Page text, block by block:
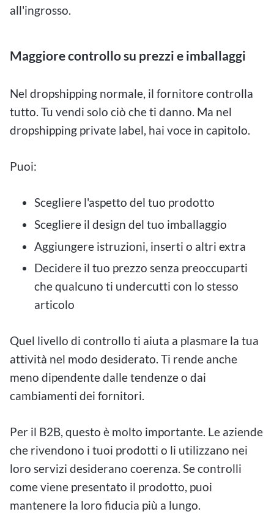
all'ingrosso.
Maggiore controllo su prezzi e imballaggi
Nel dropshipping normale, il fornitore controlla
tutto. Tu vendi solo ciò che ti danno. Ma nel
dropshipping private label, hai voce in capitolo.
Puoi:
Scegliere l'aspetto del tuo prodotto
Scegliere il design del tuo imballaggio
Aggiungere istruzioni, inserti o altri extra
Decidere il tuo prezzo senza preoccuparti
che qualcuno ti undercutti con lo stesso
articolo
Quel livello di controllo ti aiuta a plasmare la tua
attività nel modo desiderato. Ti rende anche
meno dipendente dalle tendenze o dai
cambiamenti dei fornitori.
Per il B2B, questo è molto importante. Le aziende
che rivendono i tuoi prodotti o li utilizzano nei
loro servizi desiderano coerenza. Se controlli
come viene presentato il prodotto, puoi
mantenere la loro fiducia più a lungo.